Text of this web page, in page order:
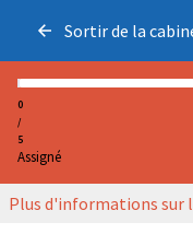
Sortir de la
0
/
5
Assigné
Plus d'informations sur